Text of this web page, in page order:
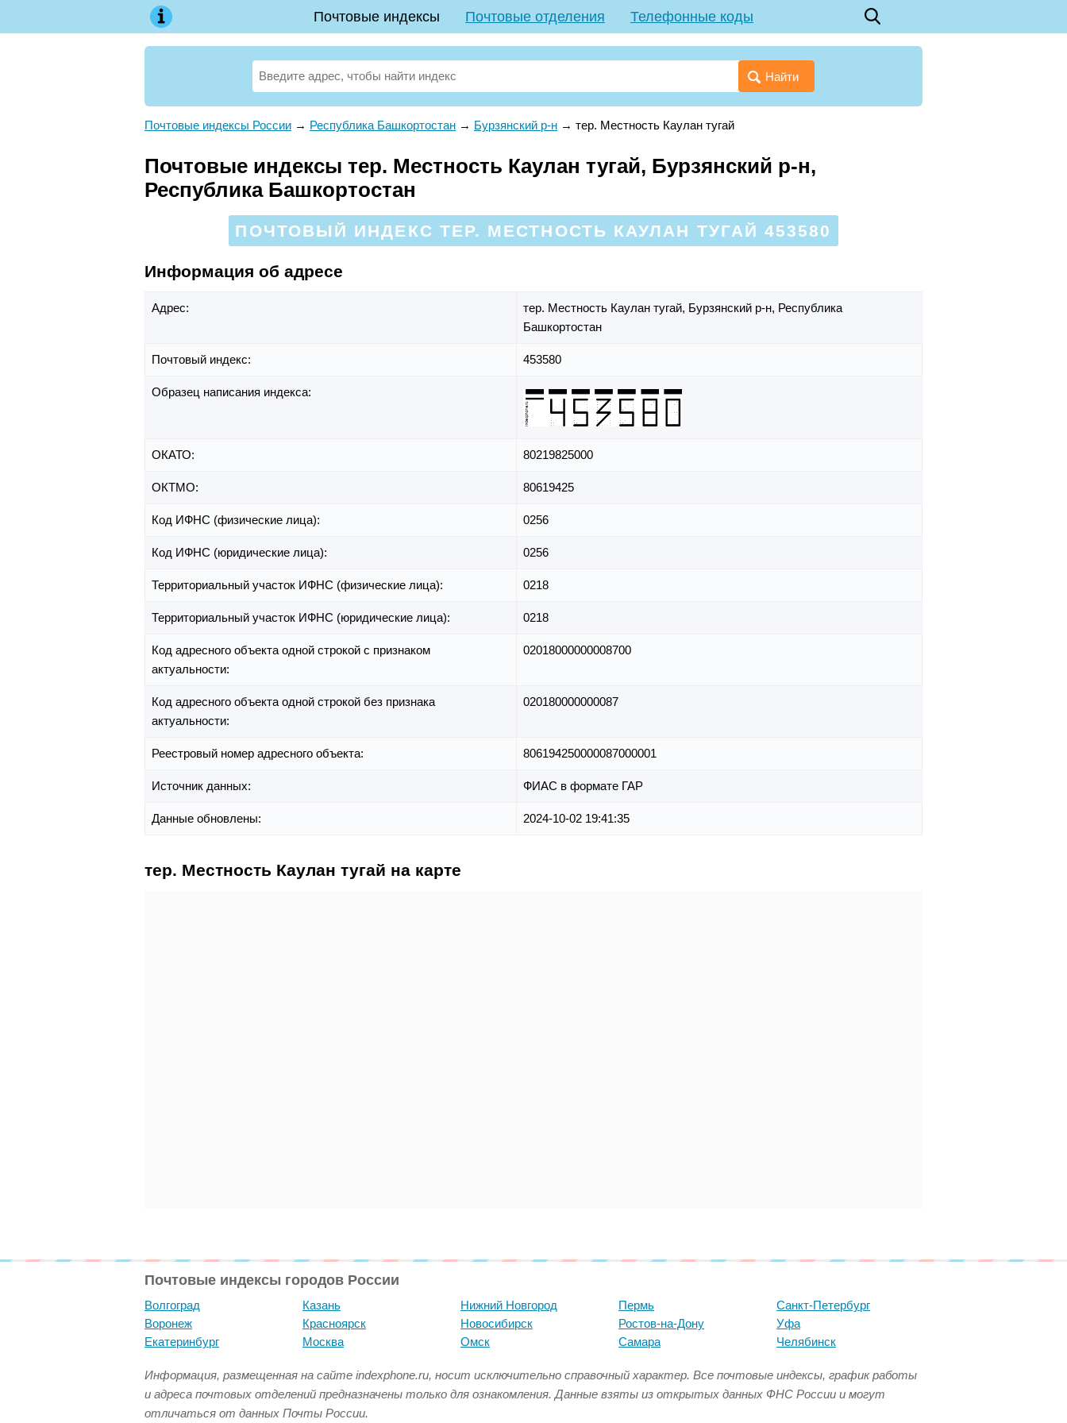
Почтовые индексы Почтовые отделения Телефонные коды
Найти
Почтовые индексы России → Республика Башкортостан → Бурзянский р-н → тер. Местность Каулан тугай
Почтовые индексы тер. Местность Каулан тугай, Бурзянский р-н,
Республика Башкортостан
ПОЧТОВЫЙ ИНДЕКС ТЕР. МЕСТНОСТЬ КАУЛАН ТУГАЙ 453580
Информация об адресе
Адрес: тер. Местность Каулан тугай, Бурзянский р-н, Республика
Башкортостан
Почтовый индекс: 453580
Образец написания индекса:
ОКАТО: 80219825000
ОКТМО: 80619425
Код ИФНС (физические лица): 0256
Код ИФНС (юридические лица): 0256
Территориальный участок ИФНС (физические лица): 0218
Территориальный участок ИФНС (юридические лица): 0218
Код адресного объекта одной строкой с признаком
актуальности:
02018000000008700
Код адресного объекта одной строкой без признака
актуальности:
020180000000087
Реестровый номер адресного объекта: 806194250000087000001
Источник данных: ФИАС в формате ГАР
Данные обновлены: 2024-10-02 19:41:35
тер. Местность Каулан тугай на карте
Почтовые индексы городов России
Волгоград
Воронеж
Екатеринбург
Казань
Красноярск
Москва
Нижний Новгород
Новосибирск
Омск
Пермь
Ростов-на-Дону
Самара
Санкт-Петербург
Уфа
Челябинск
Информация, размещенная на сайте indexphone.ru, носит исключительно справочный характер. Все почтовые индексы, график работы
и адреса почтовых отделений предназначены только для ознакомления. Данные взяты из открытых данных ФНС России и могут
отличаться от данных Почты России.